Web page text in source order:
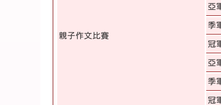
親子作文比賽
亞
季
冠
亞
季
冠